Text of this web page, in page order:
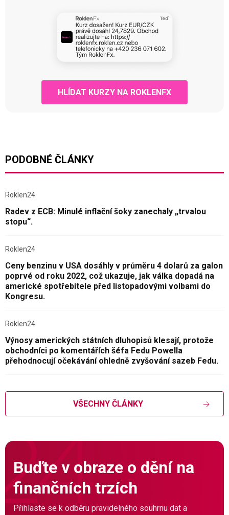
HLÍDAT KURZY NA ROKLENFX
PODOBNÉ ČLÁNKY
Roklen24
Radev z ECB: Minulé inflační šoky zanechaly „trvalou
stopu“.
Roklen24
Ceny benzinu v USA dosáhly v průměru 4 dolarů za galon
poprvé od roku 2022, což ukazuje, jak válka dopadá na
americké spotřebitele před listopadovými volbami do
Kongresu.
Roklen24
Výnosy amerických státních dluhopisů klesají, protože
obchodníci po komentářích šéfa Fedu Powella
přehodnocují očekávání ohledně zvyšování sazeb Fedu.
VŠECHNY ČLÁNKY
Buďte v obraze o dění na
finančních trzích
Přihlaste se k odběru pravidelného souhrnu dat a